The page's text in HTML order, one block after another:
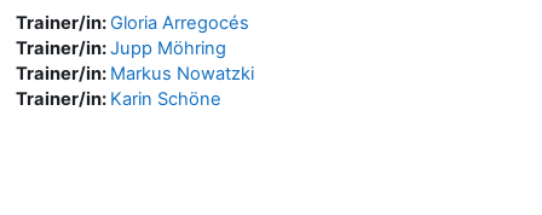
Trainer/in:Gloria Arregocés
Trainer/in:Jupp Möhring
Trainer/in: Markus Nowatzki
Trainer/in: Karin Schöne